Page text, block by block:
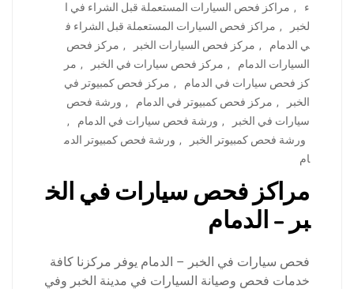
ء
, مراكز فحص السيارات المستعملة قبل الشراء في ا
لخبر
, مراكز فحص السيارات المستعملة قبل الشراء ف
ي الدمام
, مركز فحص السيارات الخبر , مركز فحص
السيارات الدمام
, مركز فحص سيارات في الخبر , مر
كز فحص سيارات في الدمام
, مركز فحص كمبيوتر في
الخبر
, مركز فحص كمبيوتر في الدمام , ورشة فحص
سيارات في الخبر
, ورشة فحص سيارات في الدمام
,
ورشة فحص كمبيوتر الخبر
, ورشة فحص كمبيوتر الدم
ام
مراكز فحص سيارات في الخ
بر – الدمام
فحص سيارات في الخبر – الدمام يوفر مركزنا كافة
خدمات فحص وصيانة السيارات في مدينة الخبر وفي